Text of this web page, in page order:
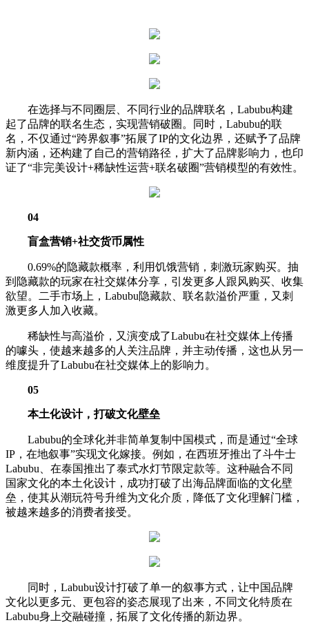
在选择与不同圈层、不同行业的品牌联名，Labubu构建
起了品牌的联名生态，实现营销破圈。同时，Labubu的联
名，不仅通过“跨界叙事”拓展了IP的文化边界，还赋予了品牌
新内涵，还构建了自己的营销路径，扩大了品牌影响力，也印
证了“非完美设计+稀缺性运营+联名破圈”营销模型的有效性。
04
盲盒营销+社交货币属性
0.69%的隐藏款概率，利用饥饿营销，刺激玩家购买。抽
到隐藏款的玩家在社交媒体分享，引发更多人跟风购买、收集
欲望。二手市场上，Labubu隐藏款、联名款溢价严重，又刺
激更多人加入收藏。
稀缺性与高溢价，又演变成了Labubu在社交媒体上传播
的噱头，使越来越多的人关注品牌，并主动传播，这也从另一
维度提升了Labubu在社交媒体上的影响力。
05
本土化设计，打破文化壁垒
Labubu的全球化并非简单复制中国模式，而是通过“全球
IP，在地叙事”实现文化嫁接。例如，在西班牙推出了斗牛士
Labubu、在泰国推出了泰式水灯节限定款等。这种融合不同
国家文化的本土化设计，成功打破了出海品牌面临的文化壁
垒，使其从潮玩符号升维为文化介质，降低了文化理解门槛，
被越来越多的消费者接受。
同时，Labubu设计打破了单一的叙事方式，让中国品牌
文化以更多元、更包容的姿态展现了出来，不同文化特质在
Labubu身上交融碰撞，拓展了文化传播的新边界。